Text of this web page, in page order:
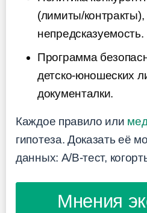
(лимиты/
непредсказуемость.
Программа
детско-юношеских
документалки.
Каждое правило или
гипотеза. Доказать её
данных: A/B-тест,
Мнения